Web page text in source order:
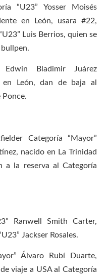
“U23” Yosser Moisés
en León, usara #22,
Luis Berrios, quien se
Edwin Bladimir Juárez
León, dan de baja al
Ponce.
Categoría “Mayor”
nacido en La Trinidad
a la reserva al Categoría
Ranwell Smith Carter,
Jackser Rosales.
Álvaro Rubí Duarte,
viaje a USA al Categoría